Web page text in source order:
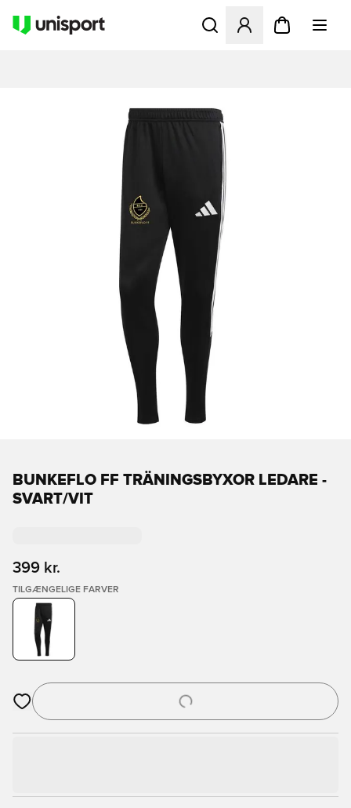
Åbner en Modal til at
BUNKEFLO FF TRÄNINGSBYXOR LEDARE -
SVART/VIT
399 kr.
TILGÆNGELIGE FARVER
Åbner en Modal til at logge ind eller tilmelde dig som medlem